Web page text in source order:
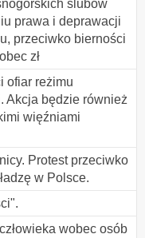
ślubów
prawa i deprawacji
przeciwko bierności
zł
ofiar reżimu
Akcja będzie również
więźniami
Protest przeciwko
w Polsce.
wobec osób